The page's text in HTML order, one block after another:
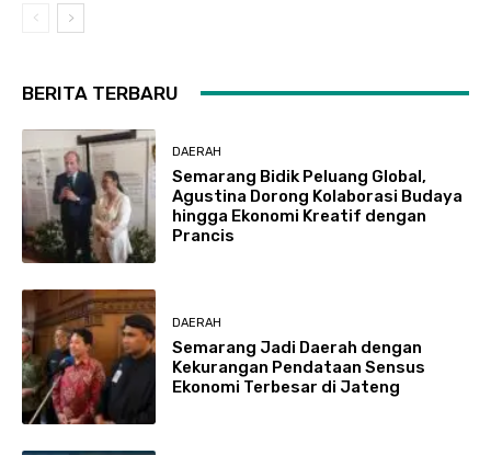
BERITA TERBARU
DAERAH
Semarang Bidik Peluang Global,
Agustina Dorong Kolaborasi Budaya
hingga Ekonomi Kreatif dengan
Prancis
DAERAH
Semarang Jadi Daerah dengan
Kekurangan Pendataan Sensus
Ekonomi Terbesar di Jateng